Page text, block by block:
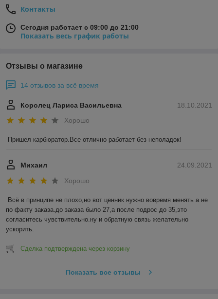
Контакты
Сегодня работает с 09:00 до 21:00
Показать весь график работы
Отзывы о магазине
14 отзывов за всё время
18.10.2021
Королец Лариса Васильевна
Хорошо
Пришел карбюратор.Все отлично работает без неполадок!
24.09.2021
Михаил
Хорошо
Всё в принципе не плохо,но вот ценник нужно вовремя менять а не
по факту заказа.до заказа было 27,а после подрос до 35,это
согласитесь чувствительно.ну и обратную связь желательно
ускорить.
Сделка подтверждена через корзину
Показать все отзывы